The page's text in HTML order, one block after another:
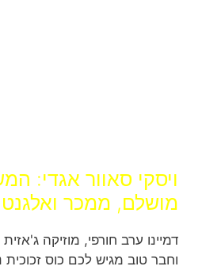
ויסקי סאוור אגדי:
מושלם, ממכר
דמיינו ערב חורפי, מוזיקה
וחבר טוב מגיש לכם כוס